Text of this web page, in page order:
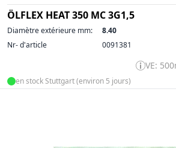
ÖLFLEX HEAT 350 MC 3G1,5
Diamètre extérieure mm:
8.40
Nr- d'article
0091381
VE:
en stock Stuttgart (environ 5 jours)